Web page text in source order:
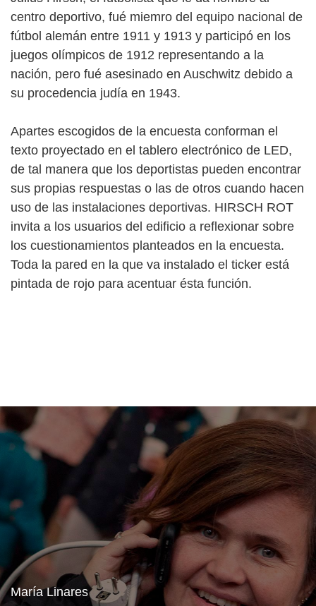
centro deportivo, fué miemro del equipo nacional de
fútbol alemán entre 1911 y 1913 y participó en los
juegos olímpicos de 1912 representando a la
nación, pero fué asesinado en Auschwitz debido a
su procedencia judía en 1943.
Apartes escogidos de la encuesta conforman el
texto proyectado en el tablero electrónico de LED,
de tal manera que los deportistas pueden encontrar
sus propias respuestas o las de otros cuando hacen
uso de las instalaciones deportivas. HIRSCH ROT
invita a los usuarios del edificio a reflexionar sobre
los cuestionamientos planteados en la encuesta.
Toda la pared en la que va instalado el ticker está
pintada de rojo para acentuar ésta función.
María Linares